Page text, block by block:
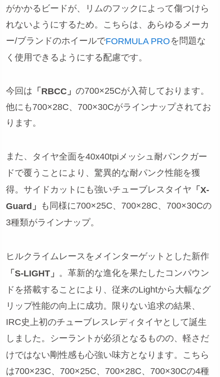
がかかるビードが、リムのフックによって傷つけら
れないようにするため。こちらは、あらゆるメーカ
ー/ブランドのホイールでFORMULA PRO を問題な
く使用できるようにする配慮です。
今回は 「RBCC」 の700×25Cが入荷しております。
他にも700×28C、700×30Cがラインナップされてお
ります。
また、
タイヤ全面を40x40tpiメッシュ耐パンクガー
ドで覆うことにより、驚異的な耐パンク性能を獲
得。サイドカットにも強いチューブレスタイヤ 「X-
Guard」
も同様に700×25C、700×28C、700×30Cの
3種類がラインナップ。
ヒルクライムレースをメインターゲットとした新作
「S-LIGHT」 。革新的な進化を果たしたコンパウン
ドを搭載することにより、従来のLightから大幅なグ
リップ性能の向上に成功。限りない追求の結果、
IRC史上初のチューブレスレディタイヤとして誕生
しました。シーラントが必須となるものの、軽さだ
けではない剛性感も心強い味方となります。こちら
は700×23C、700×25C、700×28C、700×30Cの4種